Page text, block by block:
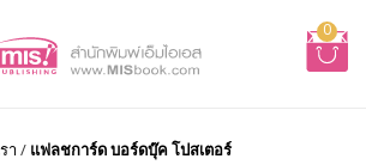
0
า / แฟลชการ์ด บอร์ดบุ๊ค โปสเตอร์